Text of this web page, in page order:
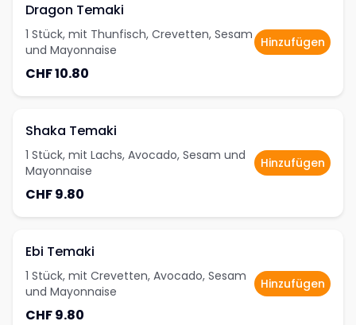
Dragon Temaki
1 Stück, mit Thunfisch, Crevetten, Sesam
und Mayonnaise
CHF 10.80
Hinzufügen
Shaka Temaki
1 Stück, mit Lachs, Avocado, Sesam und
Mayonnaise
CHF 9.80
Hinzufügen
Ebi Temaki
1 Stück, mit Crevetten, Avocado, Sesam
und Mayonnaise
CHF 9.80
Hinzufügen